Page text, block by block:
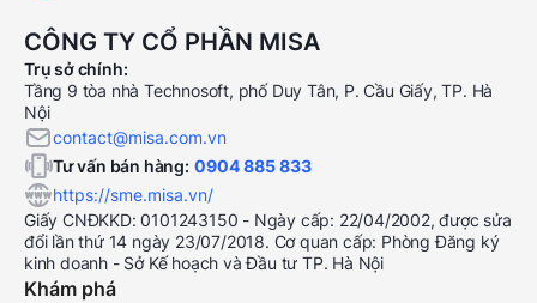
CÔNG TY CỔ PHẦN MISA
Trụ sở chính:
Tầng 9 tòa nhà Technosoft, phố Duy Tân, P. Cầu Giấy, TP. Hà
Nội
contact@misa.com.vn
Tư vấn bán hàng: 0904 885 833
https://sme.misa.vn/
Giấy CNĐKKD: 0101243150 - Ngày cấp: 22/04/2002, được sửa
đổi lần thứ 14 ngày 23/07/2018. Cơ quan cấp: Phòng Đăng ký
kinh doanh - Sở Kế hoạch và Đầu tư TP. Hà Nội
Khám phá